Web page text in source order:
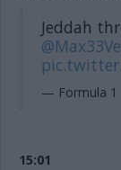
Jeddah
— Formula 1
15:01